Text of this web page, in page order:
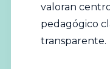
valoran
pedagógico
transparente.